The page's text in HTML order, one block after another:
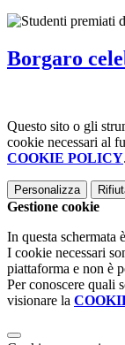
Borgaro
Questo sito o gli
cookie necessari al
COOKIE POLICY.
Personalizza
Gestione cookie
In questa schermata
I cookie necessari
piattaforma e non è
Per conoscere quali
visionare la